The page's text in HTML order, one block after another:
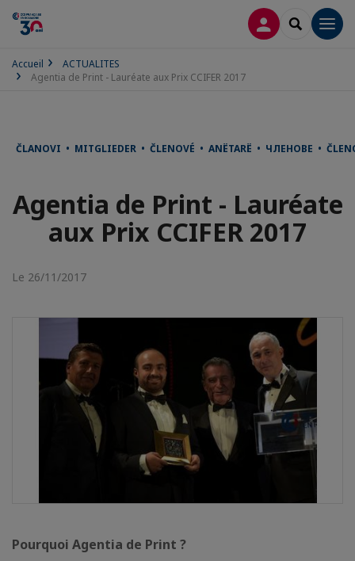
CONNEXION
Accueil
ACTUALITES
Agentia de Print - Lauréate aux Prix CCIFER 2017
ČLANOVI • MITGLIEDER • ČLENOVÉ • ANËTARË • ЧЛЕНОВЕ •
Agentia de Print - Lauréate
aux Prix CCIFER 2017
Le 26/11/2017
Pourquoi Agentia de Print ?